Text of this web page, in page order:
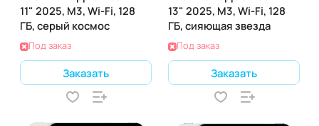
11" 2025, M3, Wi-Fi, 128
ГБ, серый космос
Под заказ
Заказать
13" 2025, M3, Wi-Fi, 128
ГБ, сияющая звезда
Под заказ
Заказать